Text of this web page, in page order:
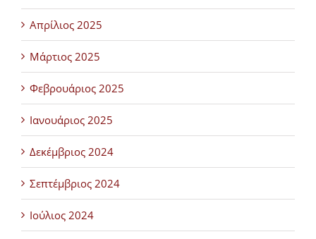
Απρίλιος 2025
Μάρτιος 2025
Φεβρουάριος 2025
Ιανουάριος 2025
Δεκέμβριος 2024
Σεπτέμβριος 2024
Ιούλιος 2024